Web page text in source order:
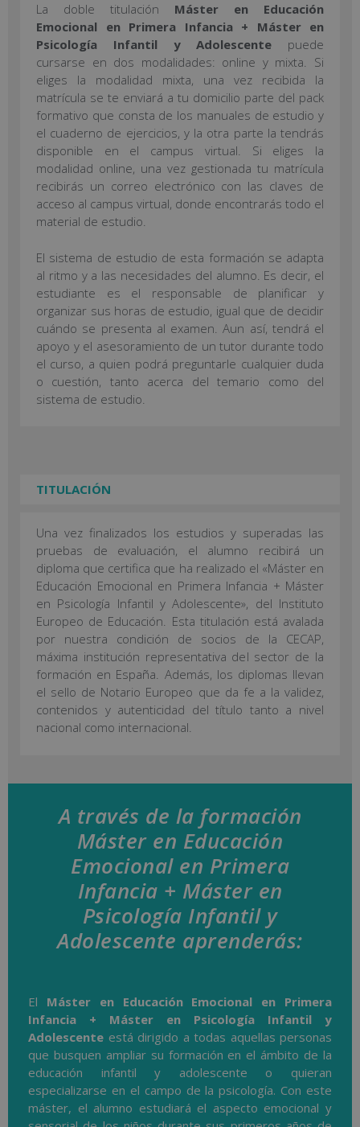
La doble titulación Máster en Educación
Emocional en Primera Infancia + Máster en
Psicología Infantil y Adolescente puede
cursarse en dos modalidades: online y mixta. Si
eliges la modalidad mixta, una vez recibida la
matrícula se te enviará a tu domicilio parte del pack
formativo que consta de los manuales de estudio y
el cuaderno de ejercicios, y la otra parte la tendrás
disponible en el campus virtual. Si eliges la
modalidad online, una vez gestionada tu matrícula
recibirás un correo electrónico con las claves de
acceso al campus virtual, donde encontrarás todo el
material de estudio.
El sistema de estudio de esta formación se adapta
al ritmo y a las necesidades del alumno. Es decir, el
estudiante es el responsable de planificar y
organizar sus horas de estudio, igual que de decidir
cuándo se presenta al examen. Aun así, tendrá el
apoyo y el asesoramiento de un tutor durante todo
el curso, a quien podrá preguntarle cualquier duda
o cuestión, tanto acerca del temario como del
sistema de estudio.
TITULACIÓN
Una vez finalizados los estudios y superadas las
pruebas de evaluación, el alumno recibirá un
diploma que certifica que ha realizado el «Máster en
Educación Emocional en Primera Infancia + Máster
en Psicología Infantil y Adolescente», del Instituto
Europeo de Educación. Esta titulación está avalada
por nuestra condición de socios de la CECAP,
máxima institución representativa del sector de la
formación en España. Además, los diplomas llevan
el sello de Notario Europeo que da fe a la validez,
contenidos y autenticidad del título tanto a nivel
nacional como internacional.
A través de la formación
Máster en Educación
Emocional en Primera
Infancia + Máster en
Psicología Infantil y
Adolescente aprenderás:
El Máster en Educación Emocional en Primera
Infancia + Máster en Psicología Infantil y
Adolescente está dirigido a todas aquellas personas
que busquen ampliar su formación en el ámbito de la
educación infantil y adolescente o quieran
especializarse en el campo de la psicología. Con este
máster, el alumno estudiará el aspecto emocional y